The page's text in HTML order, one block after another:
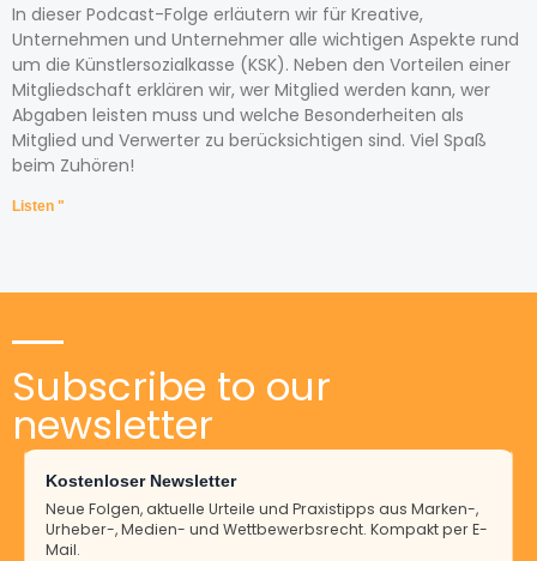
In dieser Podcast-Folge erläutern wir für Kreative,
Unternehmen und Unternehmer alle wichtigen Aspekte rund
um die Künstlersozialkasse (KSK). Neben den Vorteilen einer
Mitgliedschaft erklären wir, wer Mitglied werden kann, wer
Abgaben leisten muss und welche Besonderheiten als
Mitglied und Verwerter zu berücksichtigen sind. Viel Spaß
beim Zuhören!
Listen "
Subscribe to our
newsletter
Kostenloser Newsletter
Neue Folgen, aktuelle Urteile und Praxistipps aus Marken-,
Urheber-, Medien- und Wettbewerbsrecht. Kompakt per E-
Mail.